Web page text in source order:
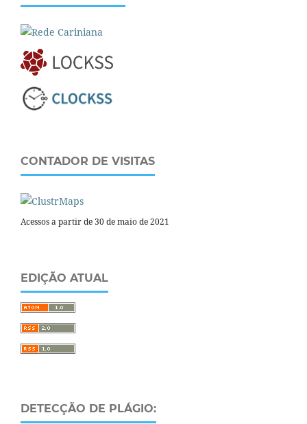
CONTADOR DE VISITAS
Acessos a partir de 30 de maio de 2021
EDIÇÃO ATUAL
DETECÇÃO DE PLÁGIO: